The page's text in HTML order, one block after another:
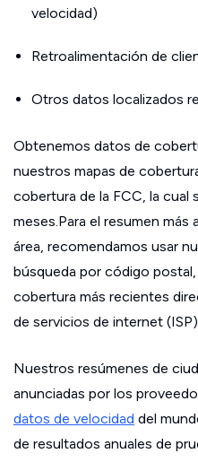
velocidad)
Retroalimentación de
Otros datos localizados
Obtenemos datos de
nuestros mapas de
cobertura de la FCC, la cual
meses.Para el resumen
área, recomendamos usar
búsqueda por código
cobertura más recientes
de servicios de internet
Nuestros resúmenes de
anunciadas por los
datos de velocidad del
de resultados anuales de